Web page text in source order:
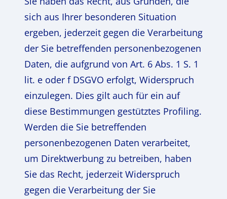
sich aus Ihrer besonderen Situation
ergeben, jederzeit gegen die Verarbeitung
der Sie betreffenden personenbezogenen
Daten, die aufgrund von Art. 6 Abs. 1 S. 1
lit. e oder f DSGVO erfolgt, Widerspruch
einzulegen. Dies gilt auch für ein auf
diese Bestimmungen gestütztes Profiling.
Werden die Sie betreffenden
personenbezogenen Daten verarbeitet,
um Direktwerbung zu betreiben, haben
Sie das Recht, jederzeit Widerspruch
gegen die Verarbeitung der Sie